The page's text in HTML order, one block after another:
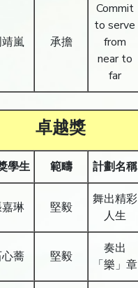
嵐 承擔
Commit
to serve
from
near to
far
卓越獎
學生 範疇 計劃名稱
琳 堅毅
舞出精彩
人生
蕎 堅毅
奏出
「樂」章